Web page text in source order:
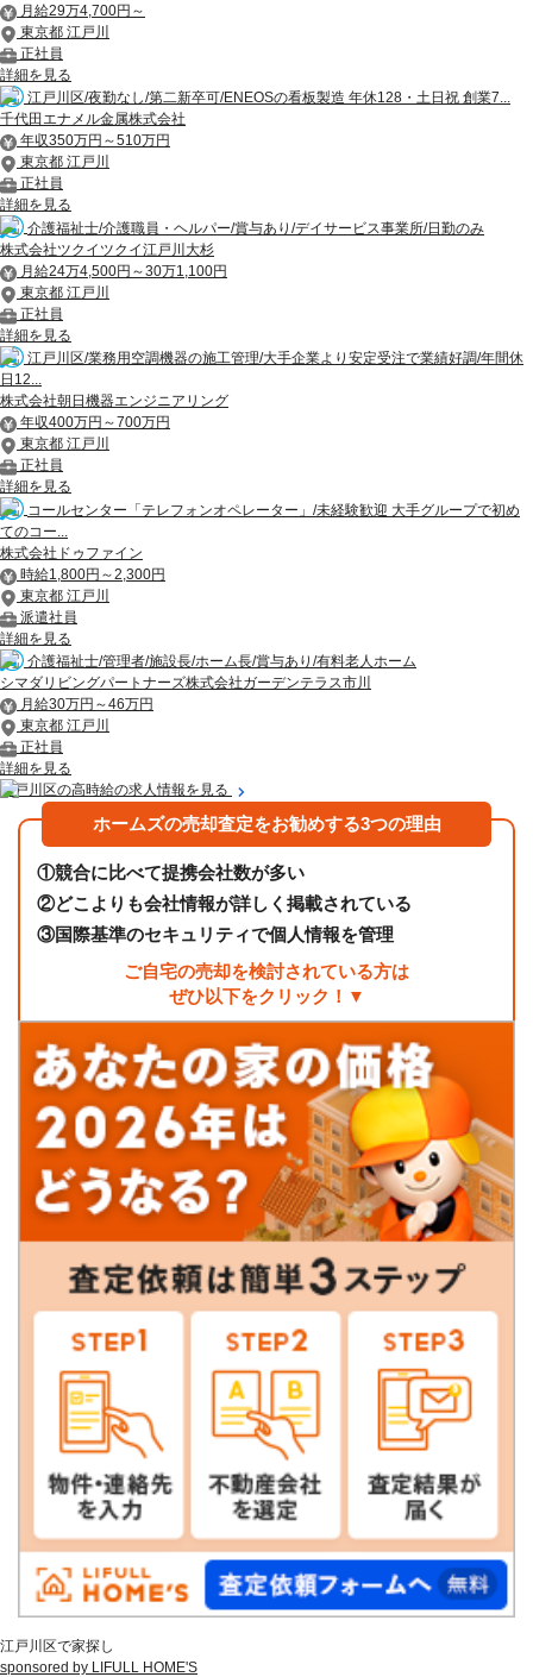
月給29万4,700円～
東京都 江戸川
正社員
詳細を見る
江戸川区/夜勤なし/第二新卒可/ENEOSの看板製造 年休128・土日祝 創業7...
千代田エナメル金属株式会社
年収350万円～510万円
東京都 江戸川
正社員
詳細を見る
介護福祉士/介護職員・ヘルパー/賞与あり/デイサービス事業所/日勤のみ
株式会社ツクイツクイ江戸川大杉
月給24万4,500円～30万1,100円
東京都 江戸川
正社員
詳細を見る
江戸川区/業務用空調機器の施工管理/大手企業より安定受注で業績好調/年間休
日12...
株式会社朝日機器エンジニアリング
年収400万円～700万円
東京都 江戸川
正社員
詳細を見る
コールセンター「テレフォンオペレーター」/未経験歓迎 大手グループで初め
てのコー...
株式会社ドゥファイン
時給1,800円～2,300円
東京都 江戸川
派遣社員
詳細を見る
介護福祉士/管理者/施設長/ホーム長/賞与あり/有料老人ホーム
シマダリビングパートナーズ株式会社ガーデンテラス市川
月給30万円～46万円
東京都 江戸川
正社員
詳細を見る
江戸川区の高時給の求人情報を見る
ホームズの売却査定をお勧めする3つの理由
①競合に比べて提携会社数が多い
②どこよりも会社情報が詳しく掲載されている
③国際基準のセキュリティで個人情報を管理
ご自宅の売却を検討されている方は
ぜひ以下をクリック！▼
江戸川区で家探し
sponsored by LIFULL HOME'S